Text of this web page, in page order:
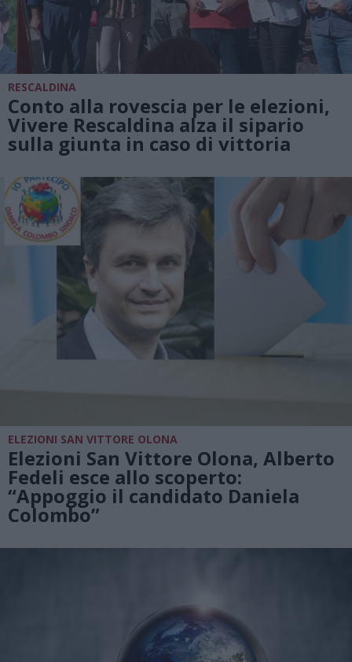
RESCALDINA
Conto alla rovescia per le elezioni,
Vivere Rescaldina alza il sipario
sulla giunta in caso di vittoria
ELEZIONI SAN VITTORE OLONA
Elezioni San Vittore Olona, Alberto
Fedeli esce allo scoperto:
“Appoggio il candidato Daniela
Colombo”